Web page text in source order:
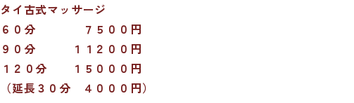
タイ古式マッサージ
６０分 ７５００円
９０分 １１２００円
１２０分 １５０００円
（延長３０分 ４０００円）